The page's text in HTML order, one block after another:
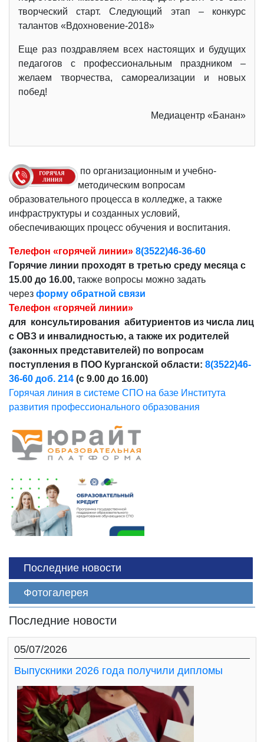
творческий старт. Следующий этап – конкурс
талантов «Вдохновение-2018»
Еще раз поздравляем всех настоящих и будущих
педагогов с профессиональным праздником –
желаем творчества, самореализации и новых
побед!
Медиацентр «Банан»
по организационным и учебно-
методическим вопросам
образовательного процесса в колледже, а также
инфраструктуры и созданных условий,
обеспечивающих процесс обучения и воспитания.
Телефон «горячей линии» 8(3522)46-36-60
Горячие линии проходят в третью среду месяца с
15.00 до 16.00, также вопросы можно задать
через форму обратной связи
Телефон «горячей линии»
для консультирования абитуриентов из числа лиц
с ОВЗ и инвалидностью, а также их родителей
(законных представителей) по вопросам
поступления в ПОО Курганской области: 8(3522)46-
36-60 доб. 214 (с 9.00 до 16.00)
Горячая линия в системе СПО на базе Института
развития профессионального образования
Последние новости
Фотогалерея
Последние новости
05/07/2026
Выпускники 2026 года получили дипломы